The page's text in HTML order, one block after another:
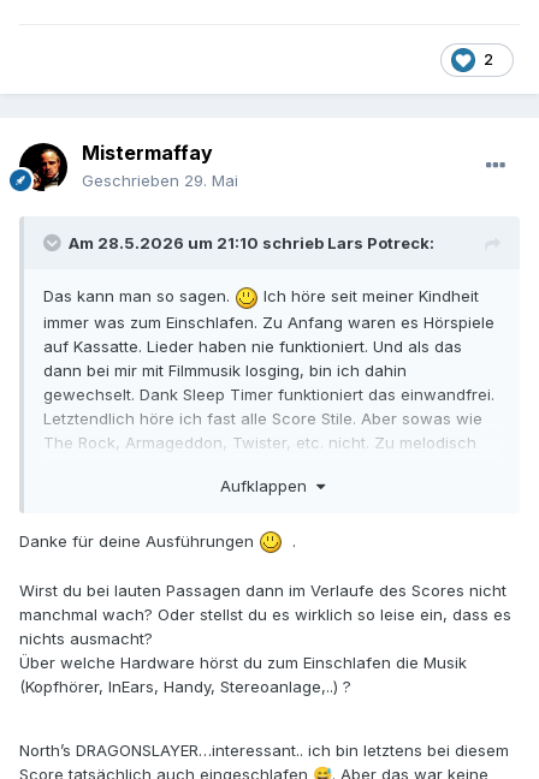
2
Mistermaffay
Geschrieben 29. Mai
Am 28.5.2026 um 21:10 schrieb Lars Potreck:
Das kann man so sagen.
Ich höre seit meiner Kindheit
immer was zum Einschlafen. Zu Anfang waren es Hörspiele
auf Kassatte. Lieder haben nie funktioniert. Und als das
dann bei mir mit Filmmusik losging, bin ich dahin
gewechselt. Dank Sleep Timer funktioniert das einwandfrei.
Letztendlich höre ich fast alle Score Stile. Aber sowas wie
The Rock, Armageddon, Twister, etc. nicht. Zu melodisch
"weghören". Ich höre die Musik ja auch recht leise, so dass
meine Konzentration auf sich zieht. Ich höre auch sehr
ganz häufig Aeon Flux. Dragonslayer von North höre ich
dazu auch gerne.
Was ich zum Einschlafen höre hängt davon ab, worauf ich
in dem Moment Lust habe und wie meine generelle
Stimmung so ist und was ich vielleicht gerade geschaut
Bei Planet of the Apes mag ich einfach das Atonale. Die
Aufklappen
Danke für deine Ausführungen .
Wirst du bei lauten Passagen dann im Verlaufe des Scores nicht
manchmal wach? Oder stellst du es wirklich so leise ein, dass es
nichts ausmacht?
Über welche Hardware hörst du zum Einschlafen die Musik
(Kopfhörer, InEars, Handy, Stereoanlage,..) ?
North’s DRAGONSLAYER…interessant.. ich bin letztens bei diesem
Score tatsächlich auch eingeschlafen 😅. Aber das war keine